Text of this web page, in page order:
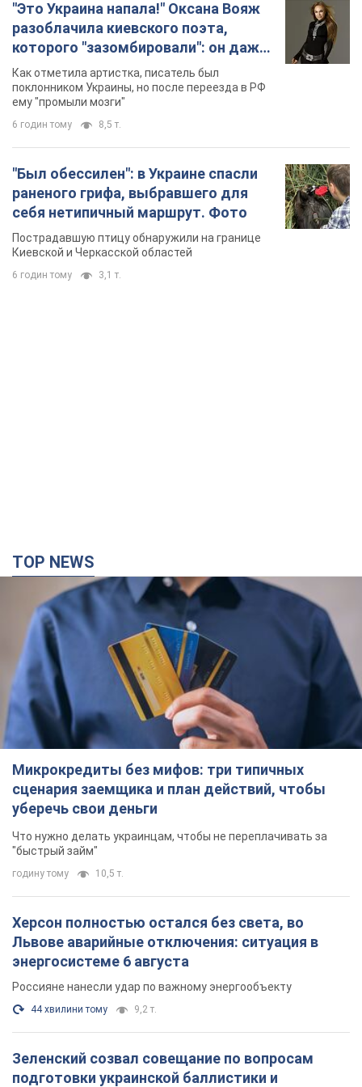
TOP NEWS
"быстрый займ"
10,5 т.
Херсон полностью остался без света, во
Львове аварийные отключения: ситуация в
энергосистеме 6 августа
Россияне нанесли удар по важному энергообъекту
44 хвилини тому 9,2 т.
Зеленский созвал совещание по вопросам
подготовки украинской баллистики и
антибаллистической программы FREYJA: какие
В Киеве рассчитывают на успешное завершение проекта
FREYJA
2 години тому 31,5 т.